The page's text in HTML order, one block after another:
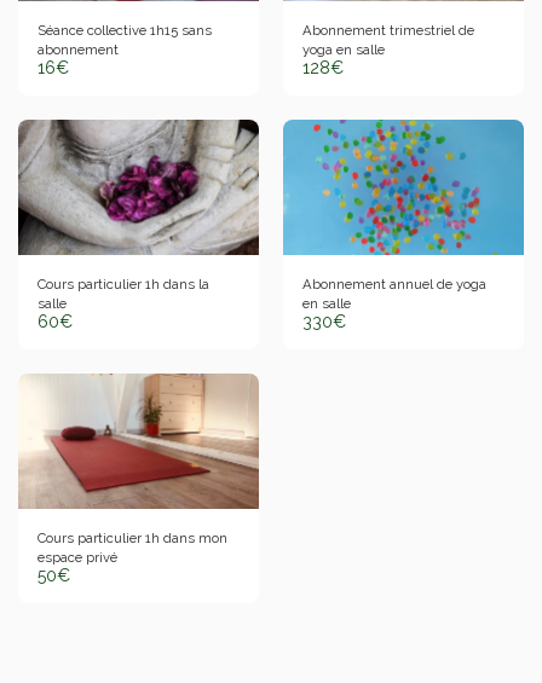
Séance collective 1h15 sans
abonnement
16€
Abonnement trimestriel de
yoga en salle
128€
Cours particulier 1h dans la
salle
60€
Abonnement annuel de yoga
en salle
330€
Cours particulier 1h dans mon
espace privé
50€